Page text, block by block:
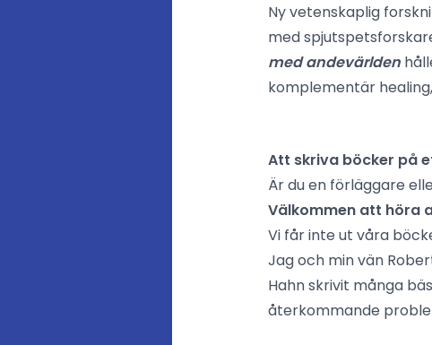
Ny vetenskaplig
med
med andevärlden
komplementär
Att skriva böcker på
Är du en förläggare
Välkommen att höra
Vi får inte ut våra
Jag och min vän
Hahn skrivit många
återkommande